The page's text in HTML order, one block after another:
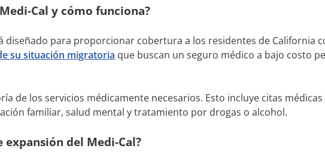
Cal y cómo funciona?
diseñado para proporcionar cobertura a los residentes de California
su situación migratoria que buscan un seguro médico a bajo costo
de los servicios médicamente necesarios. Esto incluye citas
familiar, salud mental y tratamiento por drogas o alcohol.
expansión del Medi-Cal?